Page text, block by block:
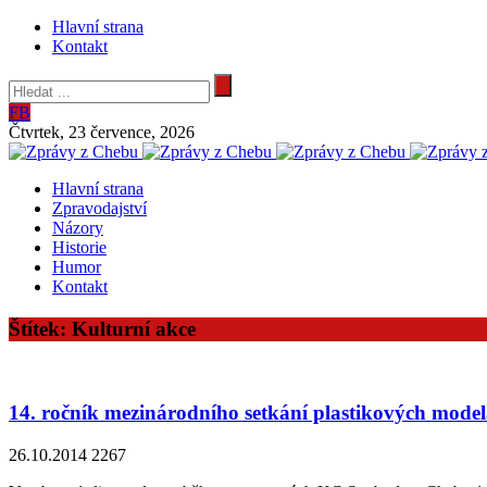
Hlavní strana
Kontakt
FB
Čtvrtek, 23 července, 2026
Zprávy
Chebu
Hlavní strana
Zpravodajství
Názory
Historie
Humor
Kontakt
Štítek: Kulturní akce
14. ročník mezinárodního setkání plastikových
26.10.2014 2267